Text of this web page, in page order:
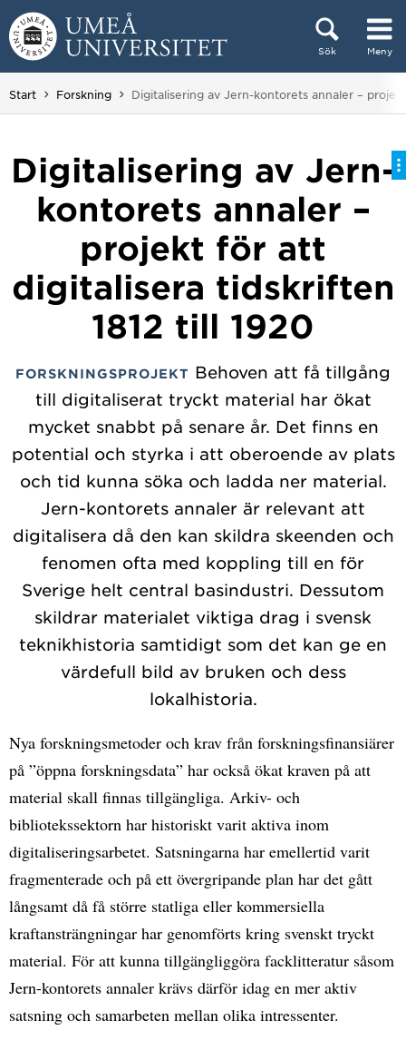
Hoppa direkt till innehållet
Sök Meny
Huvudmenyn dold.
Start Forskning Du är här:
Digitalisering av Jern-kontorets annaler –
Digitalisering av Jern-
kontorets annaler –
projekt för att
digitalisera tidskriften
1812 till 1920
FORSKNINGSPROJEKT Behoven att få tillgång
till digitaliserat tryckt material har ökat
mycket snabbt på senare år. Det finns en
potential och styrka i att oberoende av plats
och tid kunna söka och ladda ner material.
Jern-kontorets annaler är relevant att
digitalisera då den kan skildra skeenden och
fenomen ofta med koppling till en för
Sverige helt central basindustri. Dessutom
skildrar materialet viktiga drag i svensk
teknikhistoria samtidigt som det kan ge en
värdefull bild av bruken och dess
lokalhistoria.
Nya forskningsmetoder och krav från forskningsfinansiärer
på ”öppna forskningsdata” har också ökat kraven på att
material skall finnas tillgängliga. Arkiv- och
bibliotekssektorn har historiskt varit aktiva inom
digitaliseringsarbetet. Satsningarna har emellertid varit
fragmenterade och på ett övergripande plan har det gått
långsamt då få större statliga eller kommersiella
kraftansträngningar har genomförts kring svenskt tryckt
material. För att kunna tillgängliggöra facklitteratur såsom
Jern-kontorets annaler krävs därför idag en mer aktiv
satsning och samarbeten mellan olika intressenter.